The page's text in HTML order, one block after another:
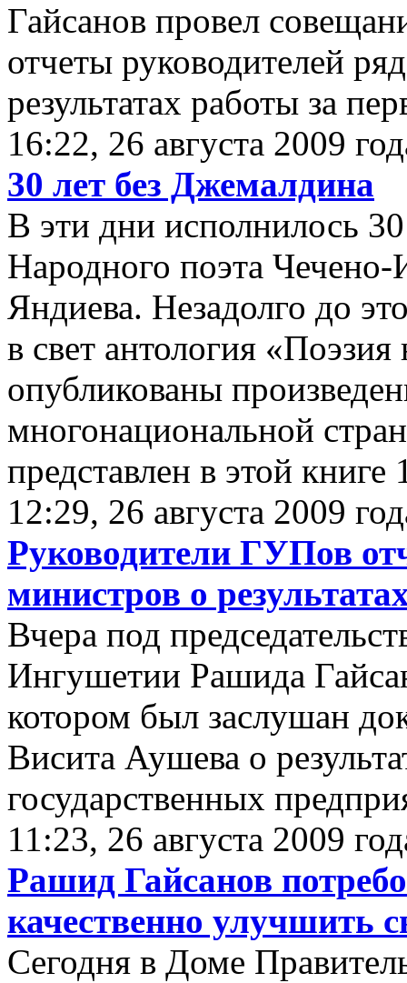
Гайсанов провел
отчеты руководителей
результатах работы за
16:22, 26 августа 2009
30 лет без Джемалдина
В эти дни исполнилось
Народного поэта
Яндиева. Незадолго до
в свет антология
опубликованы
многонациональной
представлен в этой
12:29, 26 августа 2009
Руководители ГУПов
министров о
Вчера под
Ингушетии Рашида
котором был заслушан
Висита Аушева о
государственных
11:23, 26 августа 2009
Рашид Гайсанов
качественно улучшить
Сегодня в Доме